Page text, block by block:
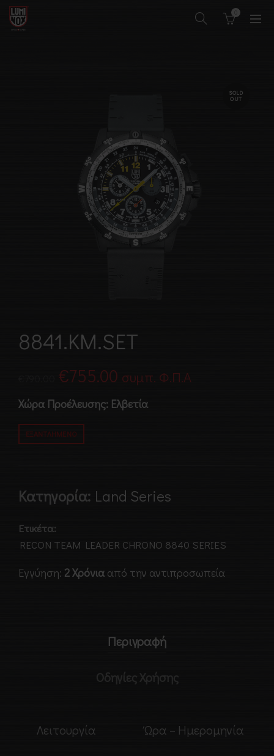
SOLD
OUT
8841.KM.SET
Original
price
was:
€755.00 Η
τρέχουσα
συμπ. Φ.Π.Α
Χώρα Προέλευσης: Ελβετία
ΕΞΑΝΤΛΗΜΈΝΟ
Κατηγορία: Land Series
Ετικέτα:
RECON TEAM LEADER CHRONO 8840 SERIES
Εγγύηση: 2 Χρόνια από την αντιπροσωπεία
Περιγραφή
Οδηγίες Χρήσης
Λειτουργία Ώρα – Ημερομηνία